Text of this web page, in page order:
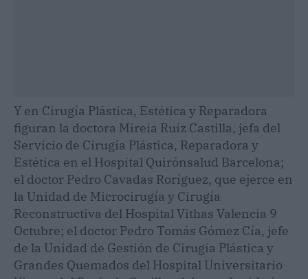
Y en Cirugía Plástica, Estética y Reparadora
figuran la doctora Mireia Ruíz Castilla, jefa del
Servicio de Cirugía Plástica, Reparadora y
Estética en el Hospital Quirónsalud Barcelona;
el doctor Pedro Cavadas Roríguez, que ejerce en
la Unidad de Microcirugía y Cirugía
Reconstructiva del Hospital Vithas Valencia 9
Octubre; el doctor Pedro Tomás Gómez Cía, jefe
de la Unidad de Gestión de Cirugía Plástica y
Grandes Quemados del Hospital Universitario